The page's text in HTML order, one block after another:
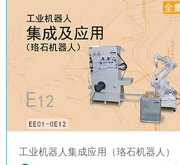
工业机器人集成应用（珞石机器人）